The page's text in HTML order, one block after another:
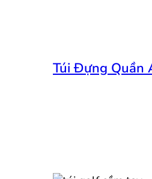
Túi Đựng Quần